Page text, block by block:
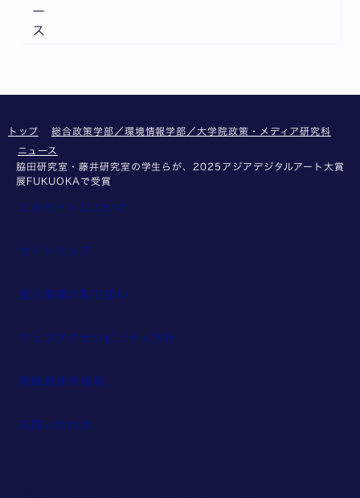
ー
ス
トップ
総合政策学部／環境情報学部／大学院政策・メディア研究科
ニュース
脇田研究室・藤井研究室の学生らが、2025アジアデジタルアート大賞
展FUKUOKAで受賞
このサイトについて
サイトマップ
個人情報の取り扱い
ウェブアクセシビリティ方針
教職員採用情報
お問い合わせ